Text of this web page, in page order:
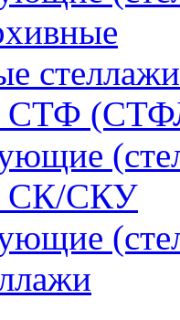
СТФ
СК/СКУ